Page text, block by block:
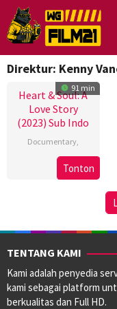
Loncat
ke
konten
Direktur: Kenny
91 min
Heart & Soul: A
Love Story
(2023) Sub Indo
Documentary,
Kenny
Vance
Tonton
TENTANG KAMI
Kami adalah penyedia
kami sebagai platform
berkualitas dan Full HD.